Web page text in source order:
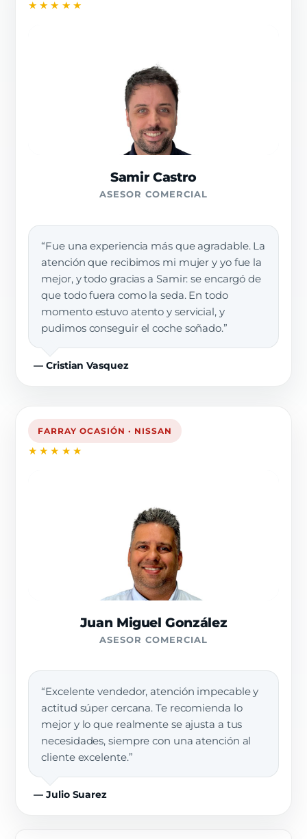
★★★★★
Samir Castro
ASESOR COMERCIAL
“Fue una experiencia más que agradable. La
atención que recibimos mi mujer y yo fue la
mejor, y todo gracias a Samir: se encargó de
que todo fuera como la seda. En todo
momento estuvo atento y servicial, y
pudimos conseguir el coche soñado.”
— Cristian Vasquez
FARRAY OCASIÓN · NISSAN
★★★★★
Juan Miguel González
ASESOR COMERCIAL
“Excelente vendedor, atención impecable y
actitud súper cercana. Te recomienda lo
mejor y lo que realmente se ajusta a tus
necesidades, siempre con una atención al
cliente excelente.”
— Julio Suarez